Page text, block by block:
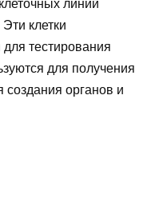
линий
клетки
тестирования
для получения
органов и